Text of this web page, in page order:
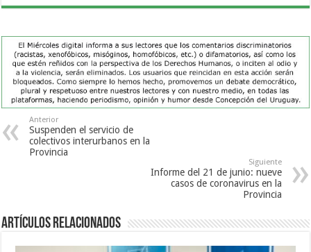
Anterior
Suspenden el servicio de
colectivos interurbanos en la
Provincia
Siguiente
Informe del 21 de junio: nueve
casos de coronavirus en la
Provincia
Artículos Relacionados